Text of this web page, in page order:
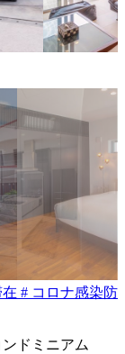
# コロナ感染防
ドミニアム